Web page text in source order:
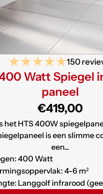
150
Watt Spiegel
paneel
€419,00
het HTS 400W
is een slimme
een...
400 Watt
4-6 m²
Langgolf infrarood